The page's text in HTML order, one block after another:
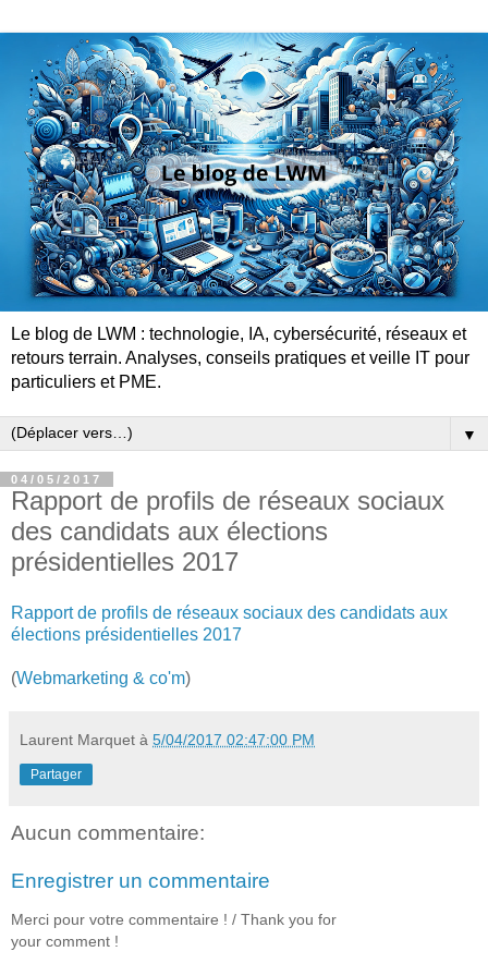
Le blog de LWM : technologie, IA, cybersécurité, réseaux et
retours terrain. Analyses, conseils pratiques et veille IT pour
particuliers et PME.
▼
04/05/2017
Rapport de profils de réseaux sociaux
des candidats aux élections
présidentielles 2017
Rapport de profils de réseaux sociaux des candidats aux
élections présidentielles 2017
(Webmarketing & co'm)
Laurent Marquet à 5/04/2017 02:47:00 PM
Partager
Aucun commentaire:
Enregistrer un commentaire
Merci pour votre commentaire ! / Thank you for
your comment !